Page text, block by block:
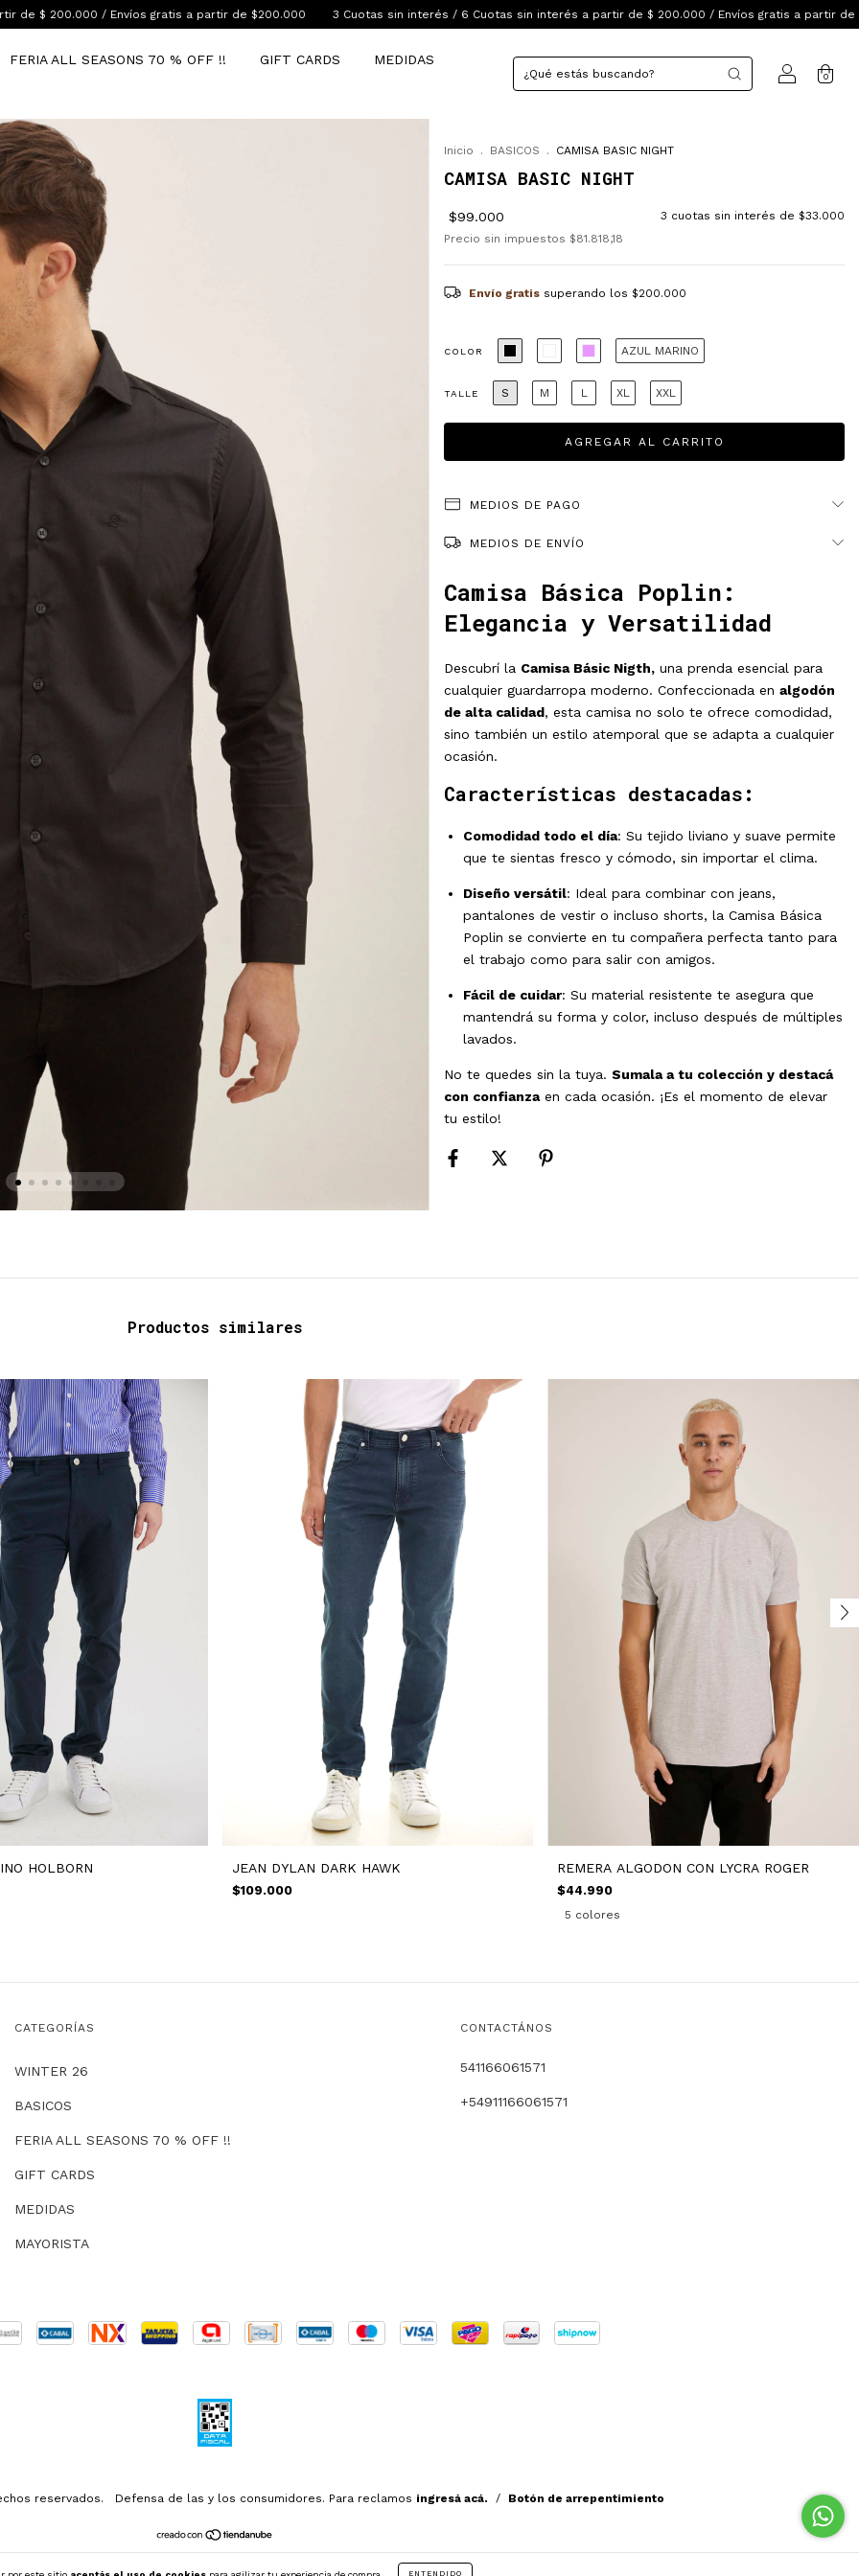
gratis a partir de $200.000 3 Cuotas sin interés / 6 Cuotas sin interés a partir de $ 200.000 / Envíos gratis a partir de $200.000 3
FERIA ALL SEASONS 70 % OFF !! GIFT CARDS MEDIDAS
0
ENTENDIDO
Inicio . BASICOS . CAMISA BASIC NIGHT
CAMISA BASIC NIGHT
$99.000 3 cuotas sin interés de $33.000
Precio sin impuestos $81.818,18
Envío gratis superando los $200.000
COLOR AZUL MARINO
TALLE S M L XL XXL
MEDIOS DE PAGO
MEDIOS DE ENVÍO
Camisa Básica Poplin:
Elegancia y Versatilidad
Descubrí la Camisa Básic Nigth, una prenda esencial para
cualquier guardarropa moderno. Confeccionada en algodón
de alta calidad, esta camisa no solo te ofrece comodidad,
sino también un estilo atemporal que se adapta a cualquier
ocasión.
Características destacadas:
Comodidad todo el día: Su tejido liviano y suave permite
que te sientas fresco y cómodo, sin importar el clima.
Diseño versátil: Ideal para combinar con jeans,
pantalones de vestir o incluso shorts, la Camisa Básica
Poplin se convierte en tu compañera perfecta tanto para
el trabajo como para salir con amigos.
Fácil de cuidar: Su material resistente te asegura que
mantendrá su forma y color, incluso después de múltiples
lavados.
No te quedes sin la tuya. Sumala a tu colección y destacá
con confianzaen cada ocasión. ¡Es el momento de elevar
tu estilo!
Productos similares
HOLBORN JEAN DYLAN DARK HAWK
$109.000
REMERA ALGODON CON LYCRA ROGER
$44.990
5 colores
CATEGORÍAS
WINTER 26
BASICOS
FERIA ALL SEASONS 70 % OFF !!
GIFT CARDS
MEDIDAS
MAYORISTA
CONTACTÁNOS
541166061571
+54911166061571
reservados. Defensa de las y los consumidores. Para reclamos ingresá acá. / Botón de arrepentimiento